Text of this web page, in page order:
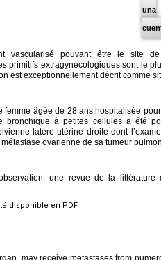
una
vascularisé pouvant être le site
primitifs extragynécologiques sont le
est exceptionnellement décrit comme
femme âgée de 28 ans hospitalisée
bronchique à petites cellules a été
latéro-utérine droite dont
ovarienne de sa tumeur
une revue de la littérature
disponible en PDF.
may receive metastases from